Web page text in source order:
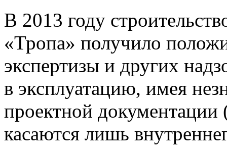
В 2013 году
«Тропа» получило
экспертизы и других
в эксплуатацию, имея
проектной
касаются лишь